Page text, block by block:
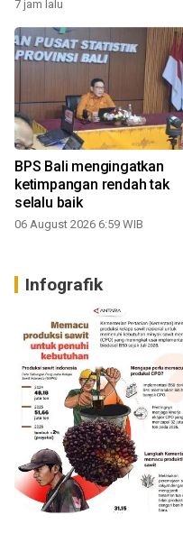
7 jam lalu
BPS Bali mengingatkan
ketimpangan rendah tak
selalu baik
06 August 2026 6:59 WIB
Infografik